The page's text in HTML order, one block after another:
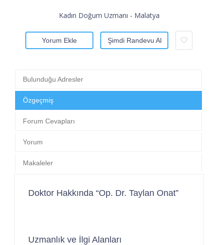
Kadın Doğum Uzmanı - Malatya
Yorum Ekle Şimdi Randevu Al
Bulunduğu Adresler
Özgeçmiş
Forum Cevapları
Yorum
Makaleler
Doktor Hakkında “Op. Dr. Taylan Onat”
Uzmanlık ve İlgi Alanları